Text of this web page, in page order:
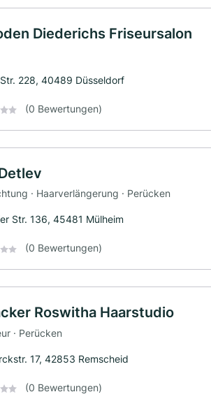
Diederichs Friseursalon
228, 40489 Düsseldorf
(0 Bewertungen)
· Haarverlängerung · Perücken
Str. 136, 45481 Mülheim
(0 Bewertungen)
Roswitha Haarstudio
· Perücken
17, 42853 Remscheid
(0 Bewertungen)